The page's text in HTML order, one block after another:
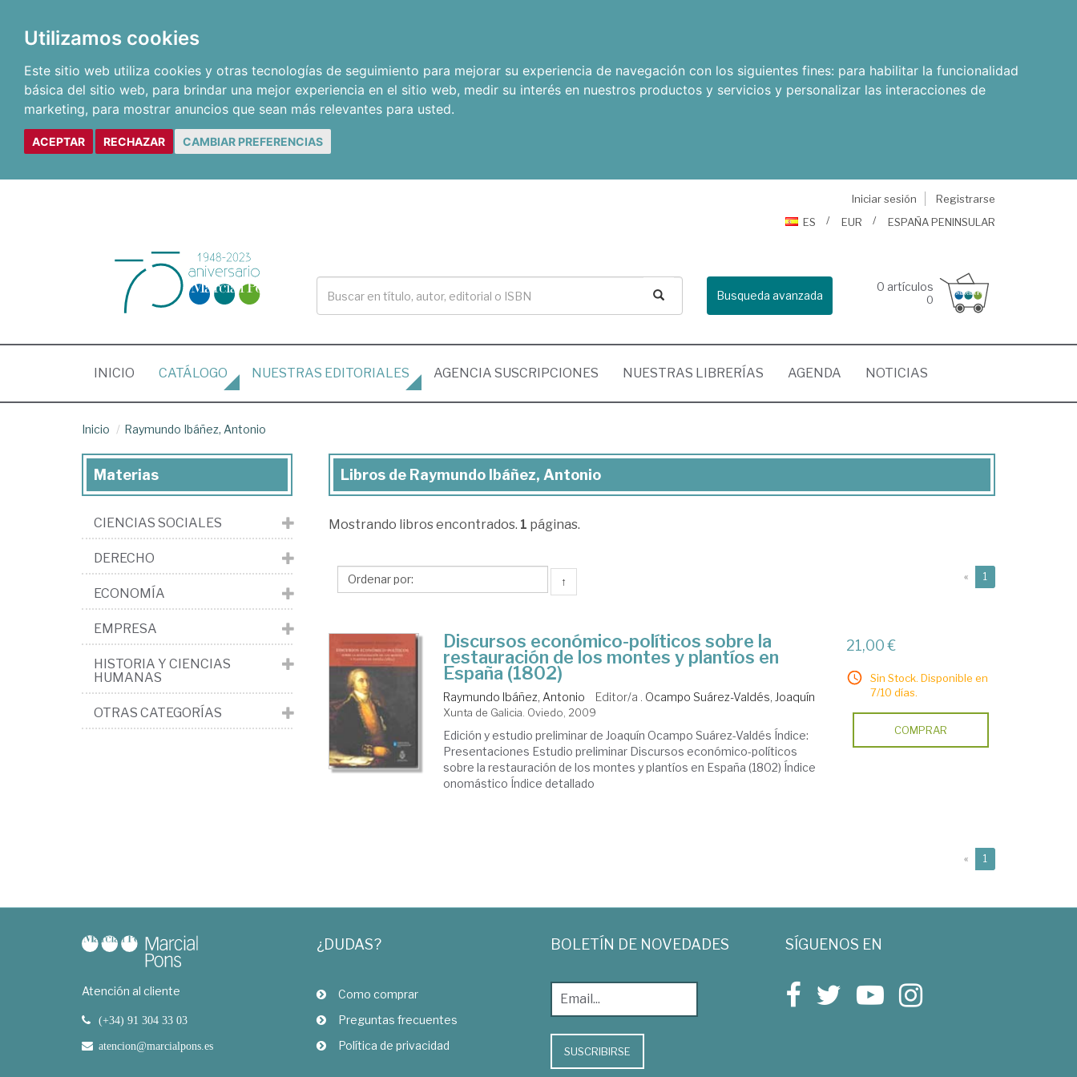
Utilizamos cookies
Este sitio web utiliza cookies y otras tecnologías de seguimiento para mejorar su experiencia de navegación con los siguientes fines: para habilitar la funcionalidad
básica del sitio web, para brindar una mejor experiencia en el sitio web, medir su interés en nuestros productos y servicios y personalizar las interacciones de
marketing, para mostrar anuncios que sean más relevantes para usted.
ACEPTAR RECHAZAR CAMBIAR PREFERENCIAS
Iniciar sesión
Registrarse
ES
EUR ESPAÑA PENINSULAR
Busqueda avanzada
0 artículos
0
INICIO (CURRENT)
CATÁLOGO NUESTRAS EDITORIALES AGENCIA SUSCRIPCIONES NUESTRAS LIBRERÍAS AGENDA NOTICIAS
Inicio Raymundo Ibáñez, Antonio
Libros
Raymundo
Antonio
Libros de Raymundo Ibáñez, Antonio
Mostrando libros encontrados. 1 páginas.
↑ « 1
Discursos económico-políticos sobre la
restauración de los montes y plantíos en
España (1802)
Raymundo Ibáñez, Antonio Editor/a . Ocampo Suárez-Valdés, Joaquín
Xunta de Galicia. Oviedo, 2009
Edición y estudio preliminar de Joaquín Ocampo Suárez-Valdés Índice:
Presentaciones Estudio preliminar Discursos económico-políticos
sobre la restauración de los montes y plantíos en España (1802) Índice
onomástico Índice detallado
21,00 €
Sin Stock. Disponible en
7/10 días.
COMPRAR
« 1
Materias
CIENCIAS SOCIALES
DERECHO
ECONOMÍA
EMPRESA
HISTORIA Y CIENCIAS
HUMANAS
OTRAS CATEGORÍAS
Atención al cliente
(+34) 91 304 33 03
atencion@marcialpons.es
¿DUDAS?
Como comprar
Preguntas frecuentes
Política de privacidad
BOLETÍN DE NOVEDADES
SUSCRIBIRSE
SÍGUENOS EN